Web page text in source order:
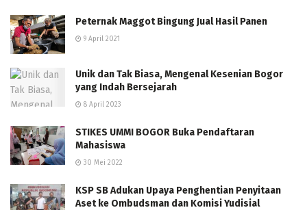
Peternak Maggot Bingung Jual Hasil Panen
9 April 2021
Unik dan Tak Biasa, Mengenal Kesenian Bogor
yang Indah Bersejarah
8 April 2023
STIKES UMMI BOGOR Buka Pendaftaran
Mahasiswa
30 Mei 2022
KSP SB Adukan Upaya Penghentian Penyitaan
Aset ke Ombudsman dan Komisi Yudisial